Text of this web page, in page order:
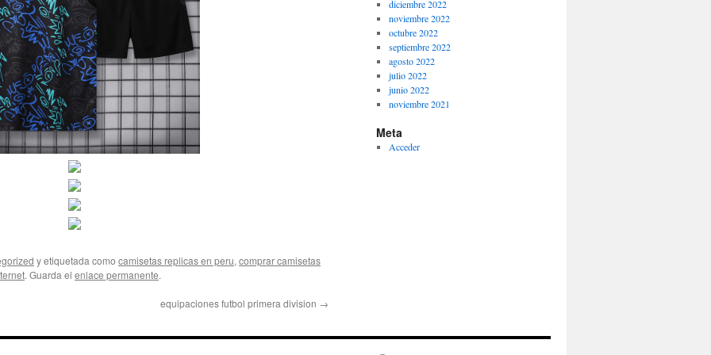
y etiquetada como camisetas replicas en peru, comprar camisetas
. Guarda el enlace permanente.
equipaciones futbol primera division →
diciembre 2022
noviembre 2022
octubre 2022
septiembre 2022
agosto 2022
julio 2022
junio 2022
noviembre 2021
Meta
Acceder